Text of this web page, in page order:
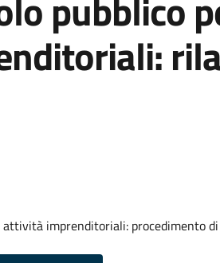
attività imprenditoriali: procedimento